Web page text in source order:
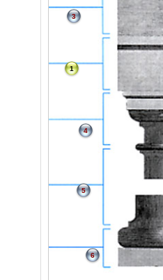
1
3
4
5
6